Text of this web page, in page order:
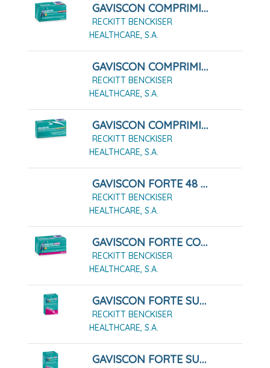
GAVISCON COMPRIMIDOS MASTICABLES SABOR FRESA, 24 Comprimidos
RECKITT BENCKISER
HEALTHCARE, S.A.
GAVISCON COMPRIMIDOS MASTICABLES SABOR FRESA, 48 Comprimidos
RECKITT BENCKISER
HEALTHCARE, S.A.
GAVISCON COMPRIMIDOS MASTICABLES SABOR MENTA, 24 Comprimidos Masticables
RECKITT BENCKISER
HEALTHCARE, S.A.
GAVISCON FORTE 48 COMPRIMIDOS MASTICABLES
RECKITT BENCKISER
HEALTHCARE, S.A.
GAVISCON FORTE COMPRIMIDOS MASTICABLES,24 Comprimidos
RECKITT BENCKISER
HEALTHCARE, S.A.
GAVISCON FORTE SUSPENSIÓN ORAL 12 SOBRES
RECKITT BENCKISER
HEALTHCARE, S.A.
GAVISCON FORTE SUSPENSION ORAL 24 SOBRES